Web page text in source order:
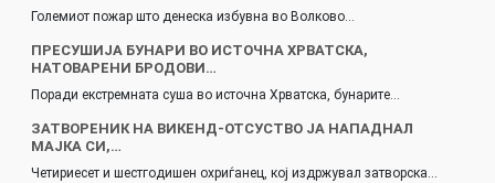
Големиот пожар што денеска избувна во Волково…
ПРЕСУШИЈА БУНАРИ ВО ИСТОЧНА ХРВАТСКА,
НАТОВАРЕНИ БРОДОВИ…
Поради екстремната суша во источна Хрватска, бунарите…
ЗАТВОРЕНИК НА ВИКЕНД-ОТСУСТВО ЈА НАПАДНАЛ
МАЈКА СИ,…
Четириесет и шестгодишен охриѓанец, кој издржувал затворска…